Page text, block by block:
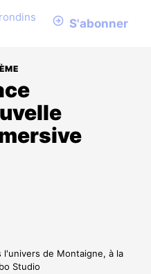
S'abonner
l'univers de Montaigne, à la
Studio